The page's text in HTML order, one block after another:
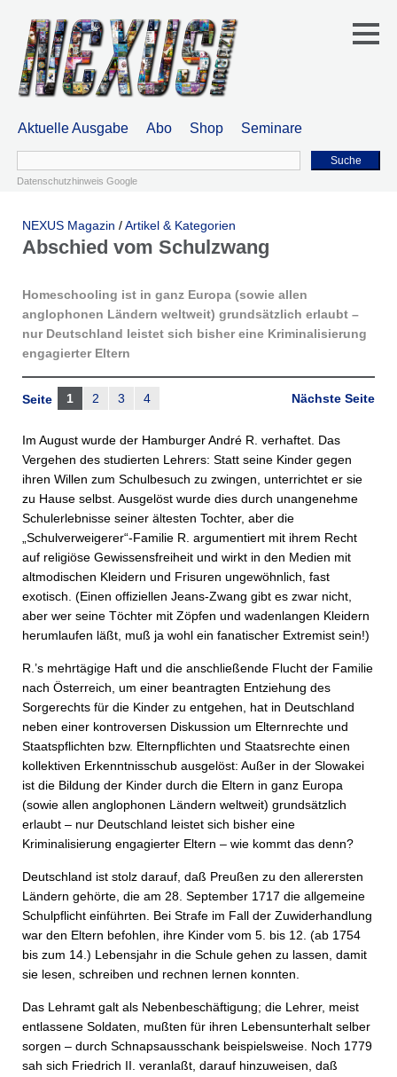
Aktuelle Ausgabe Abo Shop Seminare
Suche
Datenschutzhinweis Google
NEXUS Magazin /Artikel & Kategorien
Abschied vom Schulzwang
Homeschooling ist in ganz Europa (sowie allen
anglophonen Ländern weltweit) grundsätzlich erlaubt –
nur Deutschland leistet sich bisher eine Kriminalisierung
engagierter Eltern
Nächste Seite
Seite 1 2 3 4
Im August wurde der Hamburger André R. verhaftet. Das
Vergehen des studierten Lehrers: Statt seine Kinder gegen
ihren Willen zum Schulbesuch zu zwingen, unterrichtet er sie
zu Hause selbst. Ausgelöst wurde dies durch unangenehme
Schulerlebnisse seiner ältesten Tochter, aber die
„Schulverweigerer“-Familie R. argumentiert mit ihrem Recht
auf religiöse Gewissensfreiheit und wirkt in den Medien mit
altmodischen Kleidern und Frisuren ungewöhnlich, fast
exotisch. (Einen offiziellen Jeans-Zwang gibt es zwar nicht,
aber wer seine Töchter mit Zöpfen und wadenlangen Kleidern
herumlaufen läßt, muß ja wohl ein fanatischer Extremist sein!)
R.’s mehrtägige Haft und die anschließende Flucht der Familie
nach Österreich, um einer beantragten Entziehung des
Sorgerechts für die Kinder zu entgehen, hat in Deutschland
neben einer kontroversen Diskussion um Elternrechte und
Staatspflichten bzw. Elternpflichten und Staatsrechte einen
kollektiven Erkenntnisschub ausgelöst: Außer in der Slowakei
ist die Bildung der Kinder durch die Eltern in ganz Europa
(sowie allen anglophonen Ländern weltweit) grundsätzlich
erlaubt – nur Deutschland leistet sich bisher eine
Kriminalisierung engagierter Eltern – wie kommt das denn?
Deutschland ist stolz darauf, daß Preußen zu den allerersten
Ländern gehörte, die am 28. September 1717 die allgemeine
Schulpflicht einführten. Bei Strafe im Fall der Zuwiderhandlung
war den Eltern befohlen, ihre Kinder vom 5. bis 12. (ab 1754
bis zum 14.) Lebensjahr in die Schule gehen zu lassen, damit
sie lesen, schreiben und rechnen lernen konnten.
Das Lehramt galt als Nebenbeschäftigung; die Lehrer, meist
entlassene Soldaten, mußten für ihren Lebensunterhalt selber
sorgen – durch Schnapsausschank beispielsweise. Noch 1779
sah sich Friedrich II. veranlaßt, darauf hinzuweisen, daß